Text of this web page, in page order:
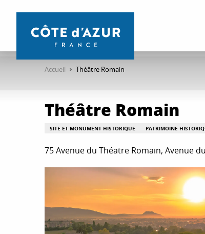
contenu
Accueil Théâtre Romain
Théâtre Romain
SITE ET MONUMENT HISTORIQUE PATRIMOINE
75 Avenue du Théatre Romain, Avenue